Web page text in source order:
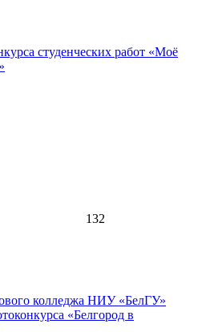
студенческих работ «Моё
132
колледжа НИУ «БелГУ»
«Белгород в